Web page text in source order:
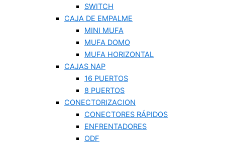
SWITCH
CAJA DE EMPALME
MINI MUFA
MUFA DOMO
MUFA HORIZONTAL
CAJAS NAP
16 PUERTOS
8 PUERTOS
CONECTORIZACION
CONECTORES RÁPIDOS
ENFRENTADORES
ODF